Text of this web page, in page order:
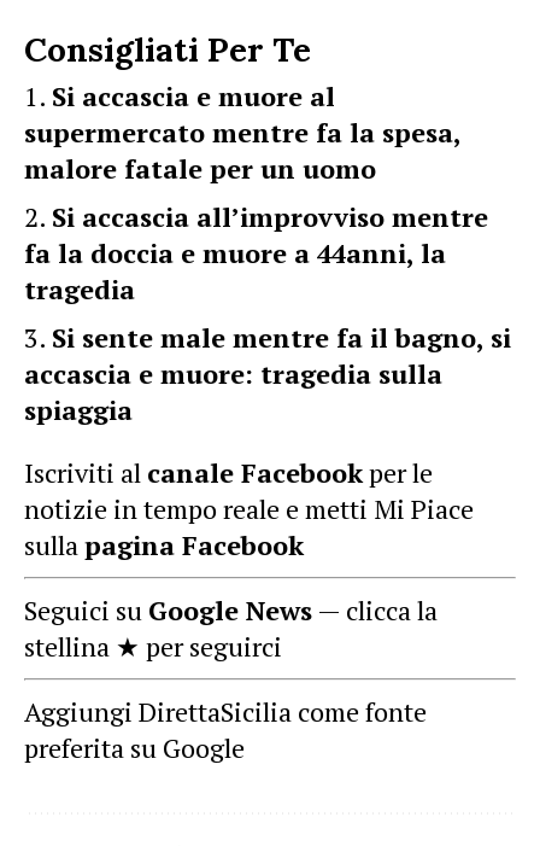
Consigliati Per Te
Si accascia e muore al
supermercato mentre fa la spesa,
malore fatale per un uomo
Si accascia all’improvviso mentre
fa la doccia e muore a 44anni, la
tragedia
Si sente male mentre fa il bagno, si
accascia e muore: tragedia sulla
spiaggia
Iscriviti al canale Facebookper le
notizie in tempo reale e metti Mi Piace
sullapagina Facebook
Seguici su Google News — clicca la
stellina ★ per seguirci
Aggiungi DirettaSicilia come fonte
preferita su Google